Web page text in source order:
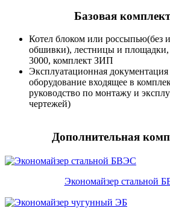
Базовая
Котел блоком или россыпью(без
обшивки), лестницы и
3000, комплект ЗИП
Эксплуатационная документация
оборудование входящее в
руководство по монтажу и
чертежей)
Дополнительная
Экономайзер стальной